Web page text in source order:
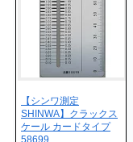
【シンワ測定
SHINWA】クラックス
ケール カードタイプ
58699